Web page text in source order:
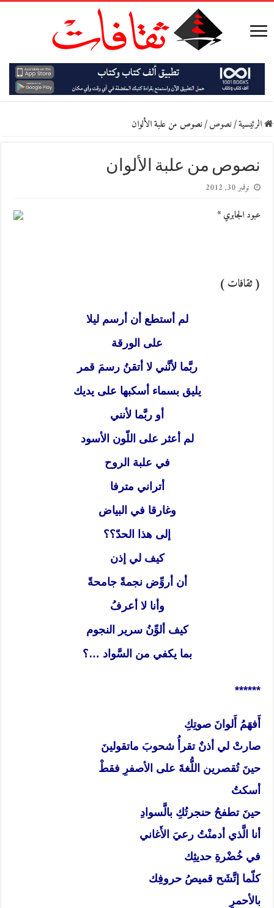
الرئيسية/نصوص/نصوص من علبة الألوان
نصوص من علبة الألوان
نوفمبر 30, 2012
عبود الجابري *
( ثقافات )
لم أستطع أن أرسم ليلا
على الورقة
ربَّما لأنَّني لا أتقنُ رسمَ قمر
يليق بسماء أسكبها على يديك
أو ربَّما لأنني
لم أعثر على اللّون الأسود
في علبة الروح
أتراني مترفا
وغارقا في البياض
إلى هذا الحدّ؟؟
كيف لي إذن
أن أروِّض نجمةً جامحةً
وأنا لا أعرفُ
كيف ألوِّنُ سرير النجوم
بما يكفي من السَّواد …؟
******
أَفهَمُ أَلوانَ صوتِكِ
صارتْ لي أذنٌ تقرأُ شحوبَ ماتقولينَ
حينَ تُقصرين اللُّغةَ على الأصفرِ فقطْ
أسكتُ
حينَ تطفحُ حنجرتُكِ بالَّسوادِ
أنا الَّذي أدمنْتُ رعيَ الأَغاني
في خُضْرةِ حديثِك
كلّما إتَّشَح قميصُ حروفِك
بالأحمرِ